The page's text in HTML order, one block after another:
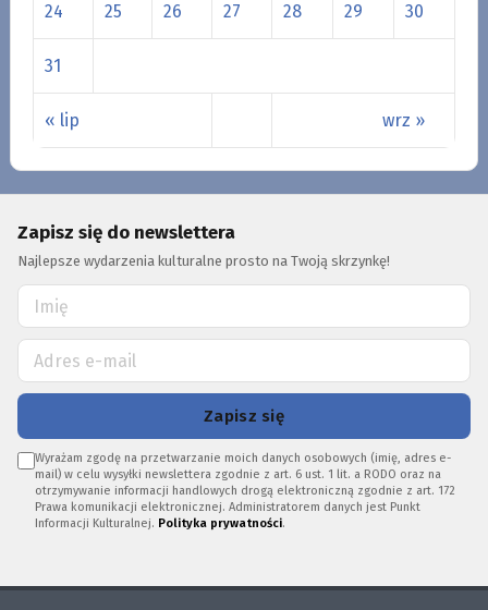
« lip wrz »
24 25 26 27 28 29 30
31
Zapisz się do newslettera
Najlepsze wydarzenia kulturalne prosto na Twoją skrzynkę!
Zapisz się
Wyrażam zgodę na przetwarzanie moich danych osobowych (imię, adres e-
mail) w celu wysyłki newslettera zgodnie z art. 6 ust. 1 lit. a RODO oraz na
otrzymywanie informacji handlowych drogą elektroniczną zgodnie z art. 172
Prawa komunikacji elektronicznej. Administratorem danych jest Punkt
Informacji Kulturalnej. Polityka prywatności.